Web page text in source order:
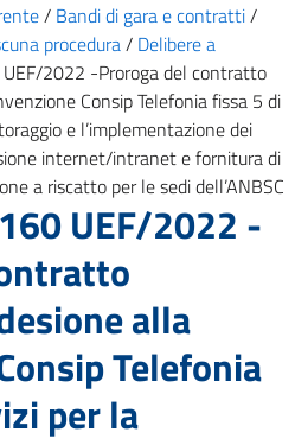
/ Bandi di gara e contratti/
procedura/ Delibere a
2022 -Proroga del contratto
Consip Telefonia fissa 5 di
e l’implementazione dei
internet/intranet e fornitura di
a riscatto per le sedi dell’ANBSC
UEF/2022 -
alla
Telefonia
per la